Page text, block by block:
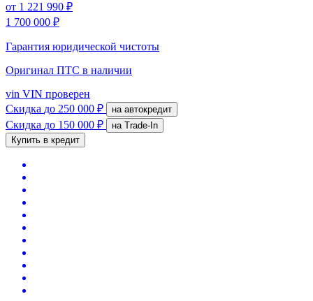
от 1 221 990 ₽
1 700 000 ₽
Гарантия юридической чистоты
Оригинал ПТС в наличии
vin VIN проверен
Скидка до 250 000 ₽ на автокредит
Скидка до 150 000 ₽
на Trade-In
Купить в кредит